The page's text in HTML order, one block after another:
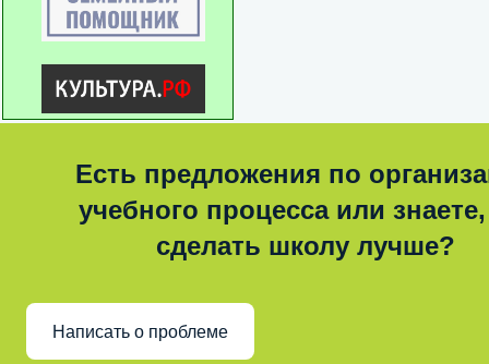
Есть предложения по
учебного процесса или знаете,
сделать школу лучше?
Написать о проблеме